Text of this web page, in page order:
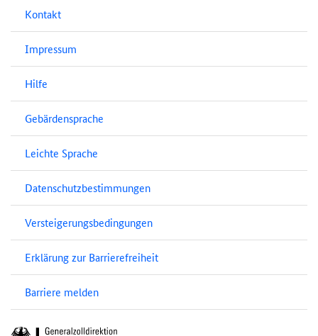
Kontakt
Impressum
Hilfe
Gebärdensprache
Leichte Sprache
Datenschutzbestimmungen
Versteigerungsbedingungen
Erklärung zur Barrierefreiheit
Barriere melden